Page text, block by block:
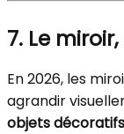
7. Le
En 2026, les
agrandir
objets